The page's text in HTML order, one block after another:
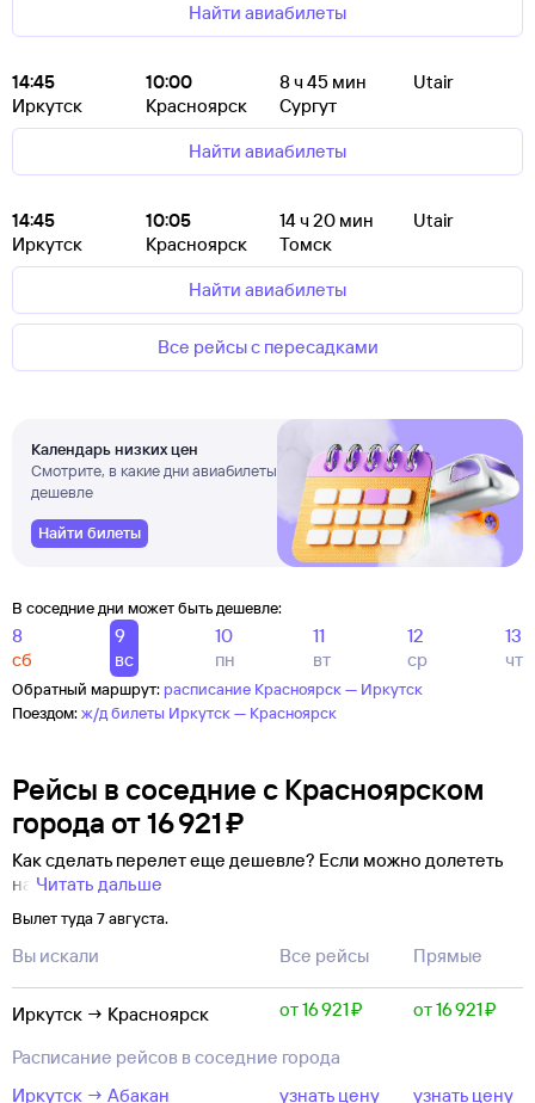
Найти авиабилеты
14:45
Иркутск
10:00
Красноярск
8ч 45 мин
Сургут
Utair
Найти авиабилеты
14:45
Иркутск
10:05
Красноярск
14ч 20 мин
Томск
Utair
Найти авиабилеты
Все рейсы с пересадками
Календарь низких цен
Смотрите, в какие дни авиабилеты
дешевле
Найти билеты
В соседние дни может быть дешевле:
8
сб
9
вс
10
пн
11
вт
12
ср
13
чт
Обратный маршрут: расписание Красноярск — Иркутск
Поездом:ж/д билеты Иркутск — Красноярск
Рейсы в соседние с Красноярском
города от16 ⁠921 ⁠₽
Как сделать перелет еще дешевле? Если можно долететь
на Читать дальше
Вылет туда 7 августа.
Вы искали Все рейсы Прямые
Иркутск → Красноярск от 16 ⁠921 ⁠₽ от 16 ⁠921 ⁠₽
Расписание рейсов в соседние города
Иркутск → Абакан
узнать цену узнать цену